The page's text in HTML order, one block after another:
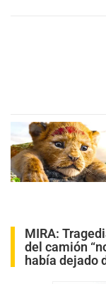
MIRA:
del camión
había dejado